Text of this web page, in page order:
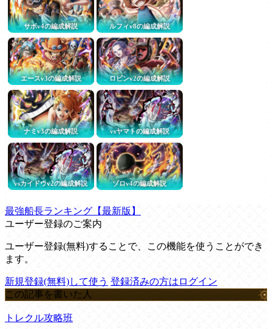
サボv4の編成解説 ルフィv8の編成解説
エースv3の編成解説 ロビンv2の編成解説
ナミv3の編成解説 vsヤマトの編成解説
vsカイドウv2の編成解説 ゾロv4の編成解説
最強船長ランキング【最新版】
ユーザー登録のご案内
ユーザー登録(無料)することで、この機能を使うことができ
ます。
新規登録(無料)して使う 登録済みの方はログイン
この記事を書いた人
トレクル攻略班